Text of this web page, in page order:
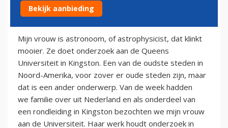
28 oktober 2013
Mijn vrouw is astronoom, of astrophysicist, dat klinkt
mooier. Ze doet onderzoek aan de Queens
Universiteit in Kingston. Een van de oudste steden in
Noord-Amerika, voor zover er oude steden zijn, maar
dat is een ander onderwerp. Van de week hadden
we familie over uit Nederland en als onderdeel van
een rondleiding in Kingston bezochten we mijn vrouw
aan de Universiteit. Haar werk houdt onderzoek in
Bekijk aanbieding